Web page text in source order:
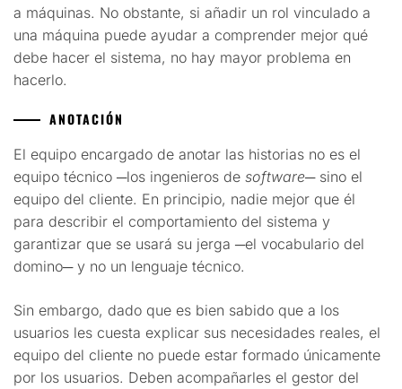
a máquinas. No obstante, si añadir un rol vinculado a
una máquina puede ayudar a comprender mejor qué
debe hacer el sistema, no hay mayor problema en
hacerlo.
ANOTACIÓN
El equipo encargado de anotar las historias no es el
equipo técnico ─los ingenieros de software─ sino el
equipo del cliente. En principio, nadie mejor que él
para describir el comportamiento del sistema y
garantizar que se usará su jerga ─el vocabulario del
domino─ y no un lenguaje técnico.
Sin embargo, dado que es bien sabido que a los
usuarios les cuesta explicar sus necesidades reales, el
equipo del cliente no puede estar formado únicamente
por los usuarios. Deben acompañarles el gestor del